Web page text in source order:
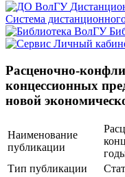
Система
Расценочно-
концессионных
новой
Наименование
публикации
Тип публикации